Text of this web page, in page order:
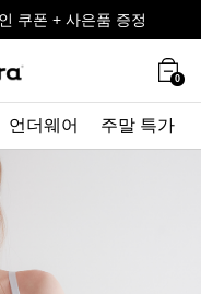
비스
쿠폰 + 사은품 증정
비스
0
언더웨어 주말 특가